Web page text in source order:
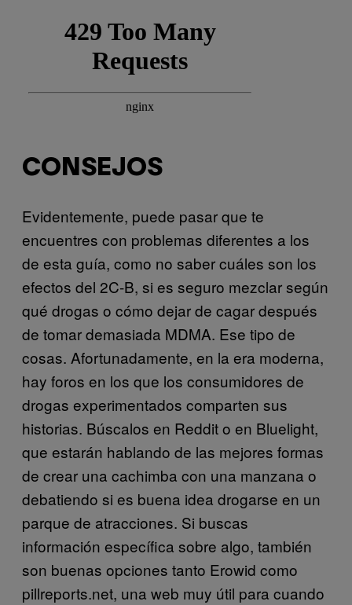
CONSEJOS
Evidentemente, puede pasar que te
encuentres con problemas diferentes a los
de esta guía, como no saber cuáles son los
efectos del 2C-B, si es seguro mezclar según
qué drogas o cómo dejar de cagar después
de tomar demasiada MDMA. Ese tipo de
cosas. Afortunadamente, en la era moderna,
hay foros en los que los consumidores de
drogas experimentados comparten sus
historias. Búscalos en Reddit o en Bluelight,
que estarán hablando de las mejores formas
de crear una cachimba con una manzana o
debatiendo si es buena idea drogarse en un
parque de atracciones. Si buscas
información específica sobre algo, también
son buenas opciones tanto Erowid como
pillreports.net, una web muy útil para cuando